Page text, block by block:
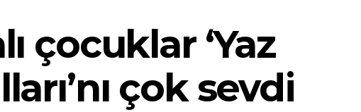
çocuklar ‘Yaz
çok sevdi